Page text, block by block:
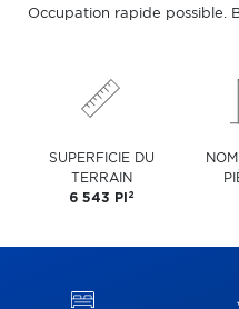
Occupation rapide possible.
SUPERFICIE DU
TERRAIN
6 543 PI 2